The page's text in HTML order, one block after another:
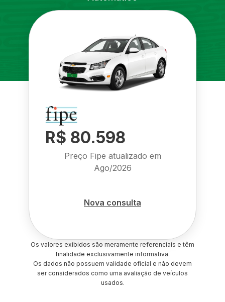
R$ 80.598
Preço Fipe atualizado em
Ago/2026
Nova consulta
Os valores exibidos são meramente referenciais e têm
finalidade exclusivamente informativa.
Os dados não possuem validade oficial e não devem
ser considerados como uma avaliação de veículos
usados.